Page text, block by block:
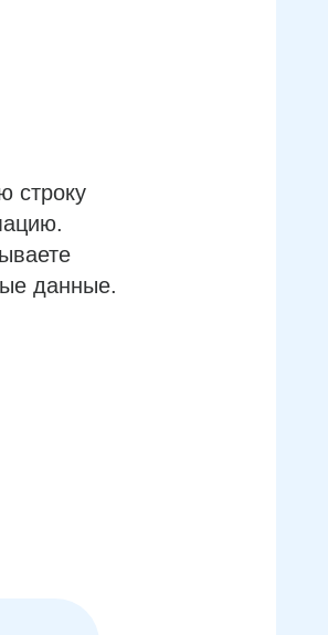
строку
данные.